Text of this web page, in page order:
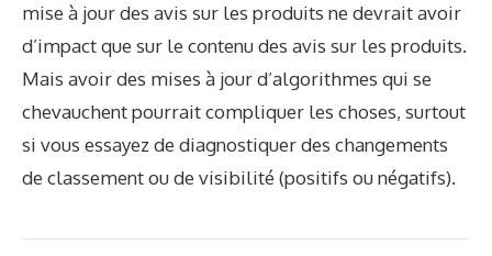
mise à jour des avis sur les produits ne devrait avoir
d’impact que sur le contenu des avis sur les produits.
Mais avoir des mises à jour d’algorithmes qui se
chevauchent pourrait compliquer les choses, surtout
si vous essayez de diagnostiquer des changements
de classement ou de visibilité (positifs ou négatifs).